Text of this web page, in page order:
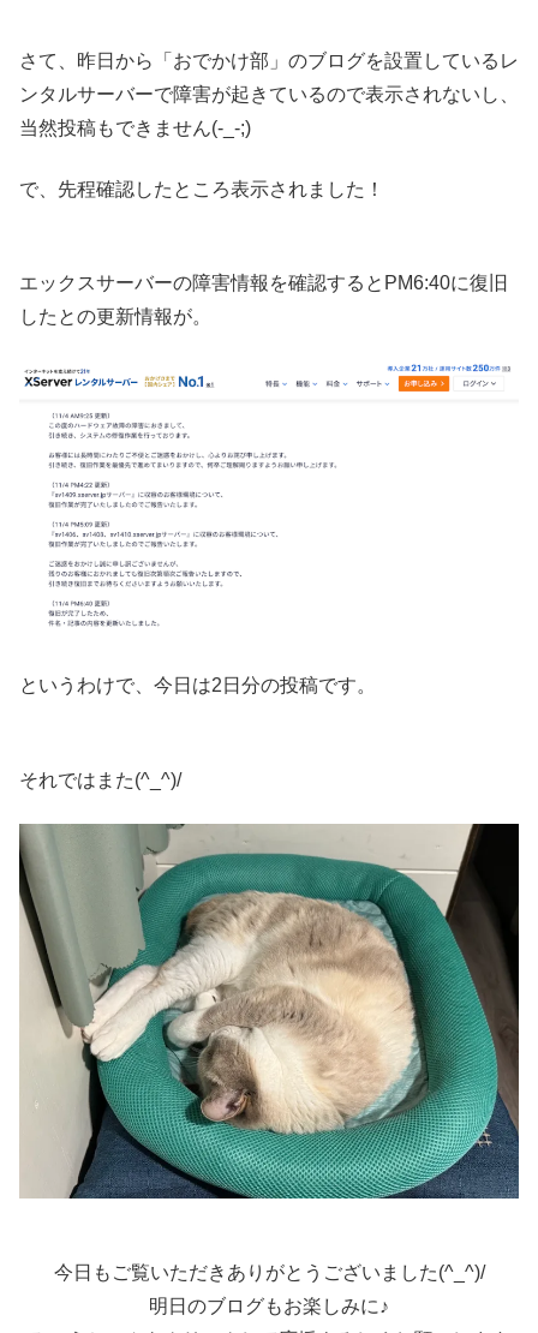
さて、昨日から「おでかけ部」のブログを設置しているレ
ンタルサーバーで障害が起きているので表示されないし、
当然投稿もできません(-_-;)
で、先程確認したところ表示されました！
エックスサーバーの障害情報を確認するとPM6:40に復旧
したとの更新情報が。
というわけで、今日は2日分の投稿です。
それではまた(^_^)/
今日もご覧いただきありがとうございました(^_^)/
明日のブログもお楽しみに♪